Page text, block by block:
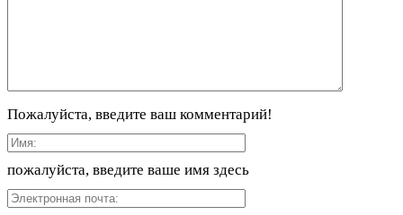
Пожалуйста, введите ваш комментарий!
пожалуйста, введите ваше имя здесь